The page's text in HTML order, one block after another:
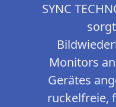
SYNC
Monitors
Gerätes
ruckelfreie,